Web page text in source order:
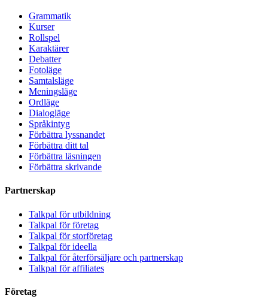
Grammatik
Kurser
Rollspel
Karaktärer
Debatter
Fotoläge
Samtalsläge
Meningsläge
Ordläge
Dialogläge
Språkintyg
Förbättra lyssnandet
Förbättra ditt tal
Förbättra läsningen
Förbättra skrivande
Partnerskap
Talkpal för utbildning
Talkpal för företag
Talkpal för storföretag
Talkpal för ideella
Talkpal för återförsäljare och partnerskap
Talkpal för affiliates
Företag